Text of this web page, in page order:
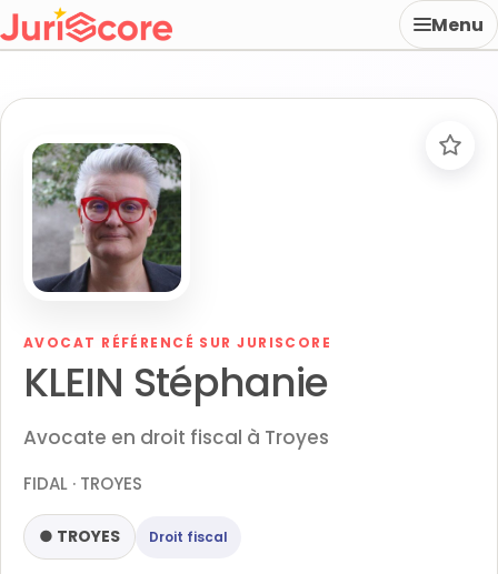
Menu
AVOCAT RÉFÉRENCÉ SUR JURISCORE
KLEIN Stéphanie
Avocate en droit fiscal à Troyes
FIDAL · TROYES
● TROYES Droit fiscal